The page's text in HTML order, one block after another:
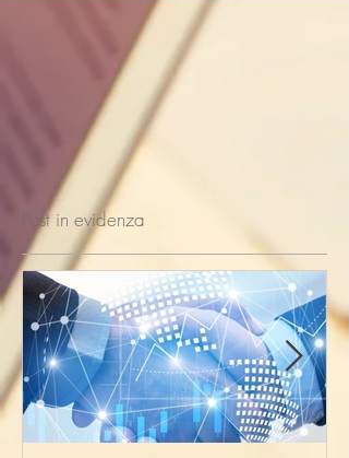
Post in evidenza